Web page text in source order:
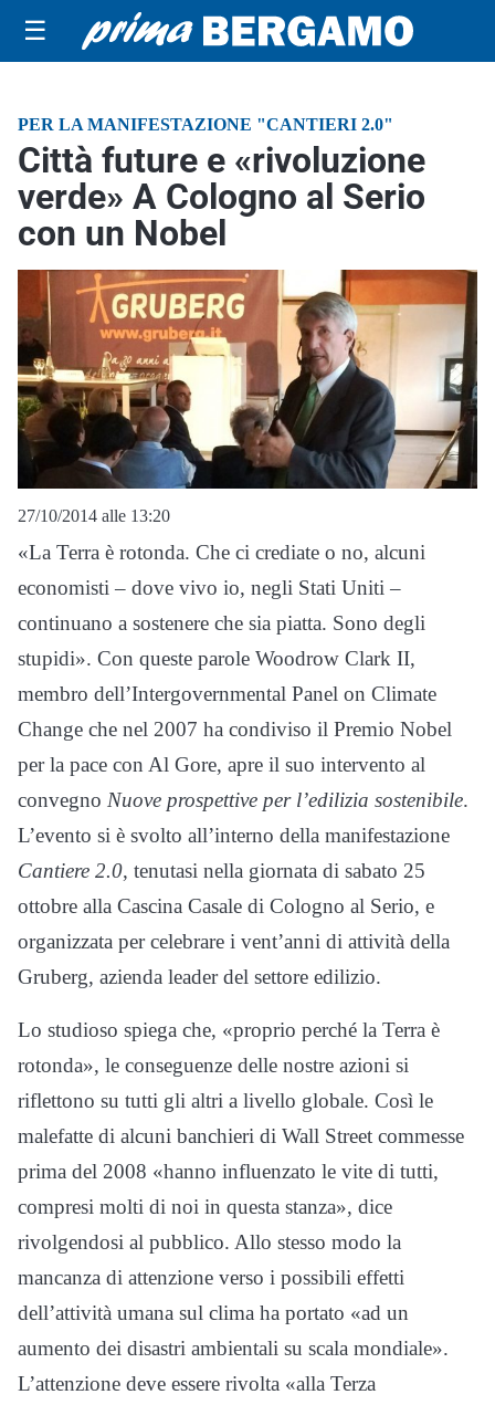
☰
PER LA MANIFESTAZIONE "CANTIERI 2.0"
Città future e «rivoluzione
verde» A Cologno al Serio
con un Nobel
27/10/2014 alle 13:20
«La Terra è rotonda. Che ci crediate o no, alcuni
economisti – dove vivo io, negli Stati Uniti –
continuano a sostenere che sia piatta. Sono degli
stupidi». Con queste parole Woodrow Clark II,
membro dell’Intergovernmental Panel on Climate
Change che nel 2007 ha condiviso il Premio Nobel
per la pace con Al Gore, apre il suo intervento al
convegno Nuove prospettive per l’edilizia sostenibile.
L’evento si è svolto all’interno della manifestazione
Cantiere 2.0, tenutasi nella giornata di sabato 25
ottobre alla Cascina Casale di Cologno al Serio, e
organizzata per celebrare i vent’anni di attività della
Gruberg, azienda leader del settore edilizio.
Lo studioso spiega che, «proprio perché la Terra è
rotonda», le conseguenze delle nostre azioni si
riflettono su tutti gli altri a livello globale. Così le
malefatte di alcuni banchieri di Wall Street commesse
prima del 2008 «hanno influenzato le vite di tutti,
compresi molti di noi in questa stanza», dice
rivolgendosi al pubblico. Allo stesso modo la
mancanza di attenzione verso i possibili effetti
dell’attività umana sul clima ha portato «ad un
aumento dei disastri ambientali su scala mondiale».
L’attenzione deve essere rivolta «alla Terza